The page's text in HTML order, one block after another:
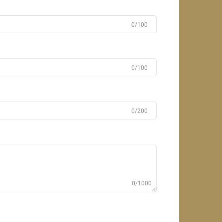
0/100
0/100
0/200
0/1000